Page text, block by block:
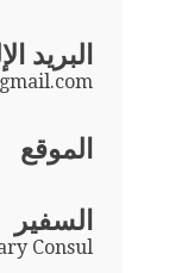
البريد
الموقع
السفير
Consul